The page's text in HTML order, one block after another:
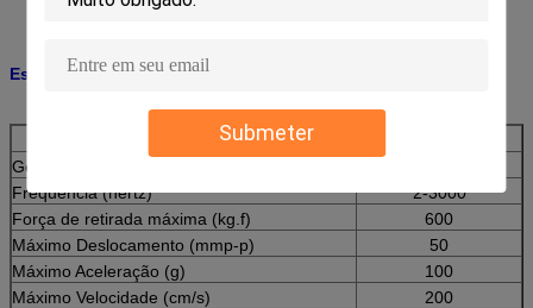
Submeter
Especificações:
Gerador da vibração
Frequência (hertz)
2-3000
Força de retirada máxima (kg.f)
600
Máximo Deslocamento (mmp-p)
50
Máximo Aceleração (g)
100
Máximo Velocidade (cm/s)
200